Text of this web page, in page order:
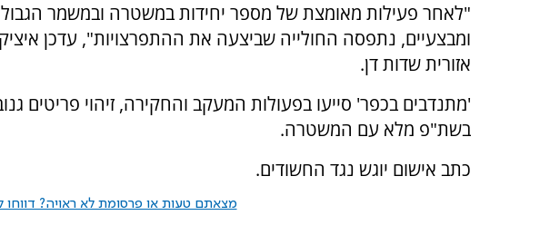
"לאחר פעילות מאומצת של מספר יחידות במשטרה ובמשמר הגבול
ומבצעיים, נתפסה החולייה שביצעה את ההתפרצויות", עדכן
אזורית שדות דן.
'מתנדבים בכפר' סייעו בפעולות המעקב והחקירה, זיהוי פריטים
בשת"פ מלא עם המשטרה.
כתב אישום יוגש נגד החשודים.
מצאתם טעות או פרסומת לא ראויה? דווחו